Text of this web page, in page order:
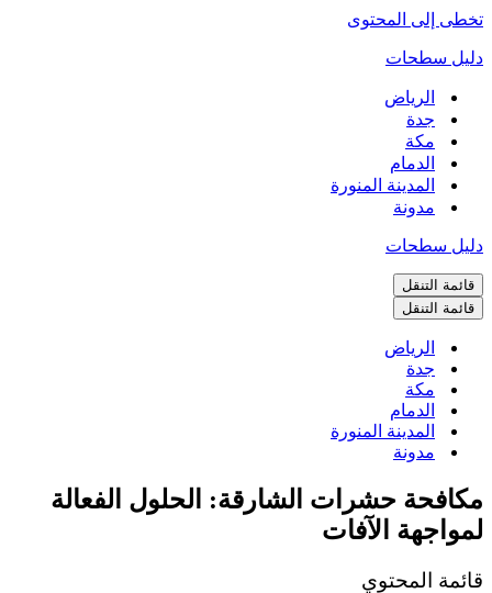
تخطى إلى المحتوى
دليل سطحات
الرياض
جدة
مكة
الدمام
المدينة المنورة
مدونة
دليل سطحات
قائمة التنقل
قائمة التنقل
الرياض
جدة
مكة
الدمام
المدينة المنورة
مدونة
مكافحة حشرات الشارقة: الحلول الفعالة
لمواجهة الآفات
قائمة المحتوي